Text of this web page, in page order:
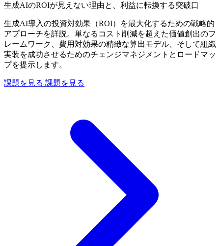
生成AIのROIが見えない理由と、利益に転換する突破口
生成AI導入の投資対効果（ROI）を最大化するための戦略的
アプローチを詳説。単なるコスト削減を超えた価値創出のフ
レームワーク、費用対効果の精緻な算出モデル、そして組織
実装を成功させるためのチェンジマネジメントとロードマッ
プを提示します。
課題を見る 課題を見る